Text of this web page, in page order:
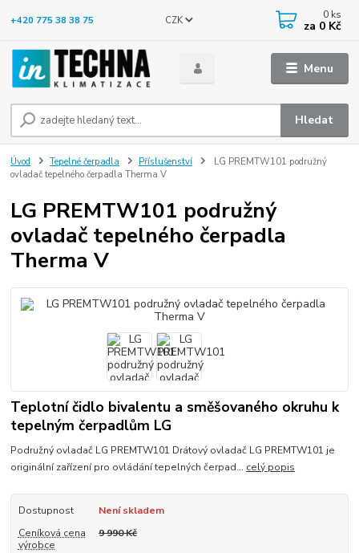
Menu
CZK
Hledat
+420 775 38 38 75 0 ks
za 0 Kč
Úvod Tepelné čerpadla Příslušenství
LG PREMTW101 podružný
ovladač tepelného čerpadla Therma V
LG PREMTW101 podružný
ovladač tepelného čerpadla
Therma V
Teplotní čidlo bivalentu a směšovaného okruhu k
tepelným čerpadlům LG
Podružný ovladač LG PREMTW101 Drátový ovladač LG PREMTW101 je
originální zařízení pro ovládání tepelných čerpad... celý popis
Dostupnost
Není skladem
Ceníková cena
výrobce
9 990 Kč